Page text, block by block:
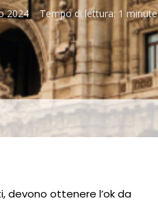
2024 Tempo di lettura: 1 minute
devono ottenere l’ok da